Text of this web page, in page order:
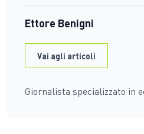
Ettore Benigni
Vai agli articoli
Giornalista specializzato in